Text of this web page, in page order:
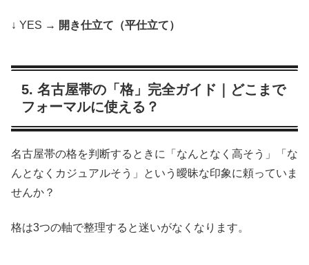
↓ YES → 開き仕立て（平仕立て）
5. 名古屋帯の「格」完全ガイド｜どこまで
フォーマルに使える？
名古屋帯の格を判断するときに「なんとなく高そう」「な
んとなくカジュアルそう」という曖昧な印象に頼っていま
せんか？
格は3つの軸で整理すると迷いがなくなります。